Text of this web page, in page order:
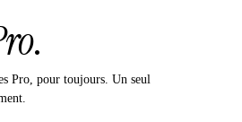
.
Pro, pour toujours. Un seul